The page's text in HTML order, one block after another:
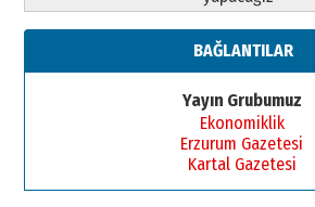
BAĞLANTILAR
Yayın Grubumuz
Ekonomiklik
Erzurum Gazetesi
Kartal Gazetesi